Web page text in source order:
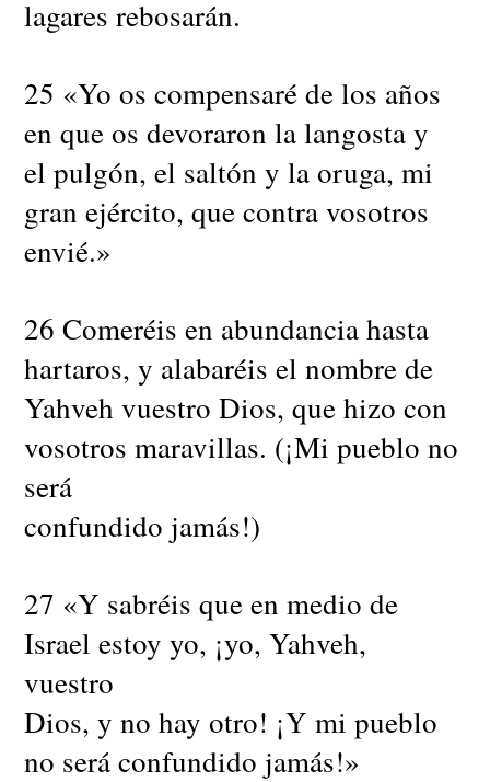
lagares rebosarán.
25 «Yo os compensaré de los años
en que os devoraron la langosta y
el pulgón, el saltón y la oruga, mi
gran ejército, que contra vosotros
envié.»
26 Comeréis en abundancia hasta
hartaros, y alabaréis el nombre de
Yahveh vuestro Dios, que hizo con
vosotros maravillas. (¡Mi pueblo no
será
confundido jamás!)
27 «Y sabréis que en medio de
Israel estoy yo, ¡yo, Yahveh,
vuestro
Dios, y no hay otro! ¡Y mi pueblo
no será confundido jamás!»